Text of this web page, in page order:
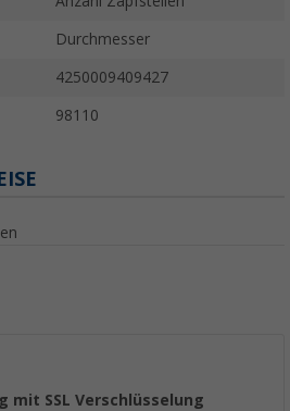
Durchmesser
4250009409427
98110
mit SSL Verschlüsselung